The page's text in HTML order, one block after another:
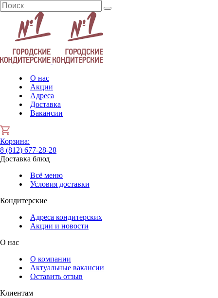
О нас
Акции
Адреса
Доставка
Вакансии
Корзина:
8 (812) 677-28-28
Доставка блюд
Всё меню
Условия доставки
Кондитерские
Адреса кондитерских
Акции и новости
О нас
О компании
Актуальные вакансии
Оставить отзыв
Клиентам